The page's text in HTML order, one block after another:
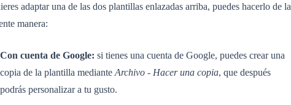
adaptar una de las dos plantillas enlazadas arriba, puedes hacerlo de la
manera:
Con cuenta de Google: si tienes una cuenta de Google, puedes crear una
copia de la plantilla mediante Archivo - Hacer una copia, que después
podrás personalizar a tu gusto.